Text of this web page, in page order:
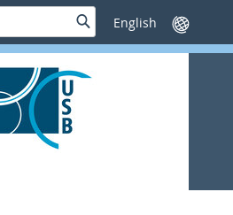
SucheSprache
wechseln